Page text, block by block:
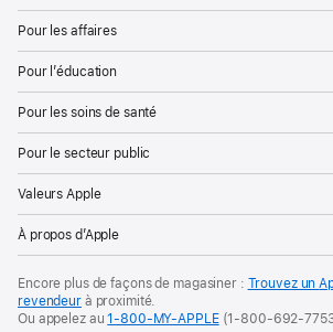
Pour les affaires
Pour l’éducation
Pour les soins de santé
Pour le secteur public
Valeurs Apple
À propos d’Apple
Encore plus de façons de magasiner : Trouvez un
revendeurà proximité.
Ou appelez au1-800-MY-APPLE(1-800-692-